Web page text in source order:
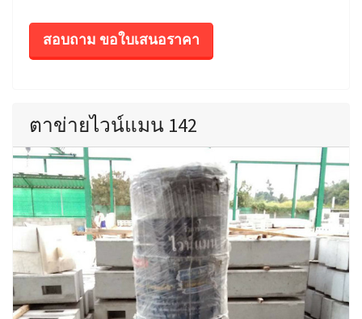
สอบถาม ขอใบเสนอราคา
ตาข่ายไวน์แมน 142